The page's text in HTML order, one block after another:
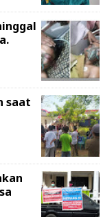
saat